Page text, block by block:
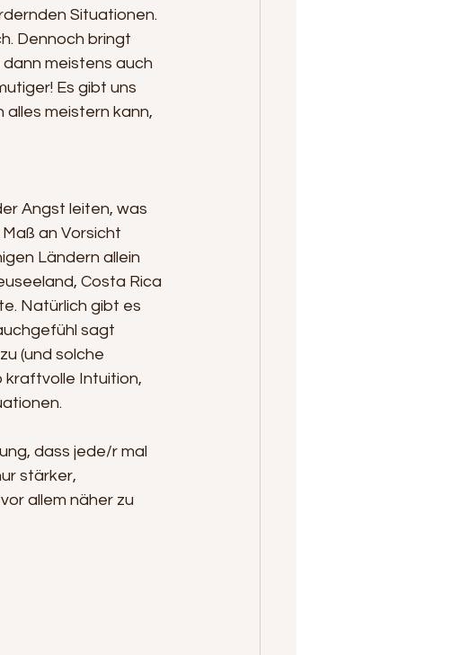
Situationen.
Dennoch bringt
meistens auch
Es gibt uns
alles meistern kann,
Angst leiten, was
an Vorsicht
Ländern allein
Costa Rica
Natürlich gibt es
sagt
(und solche
kraftvolle Intuition,
dass jede/r mal
stärker,
allem näher zu